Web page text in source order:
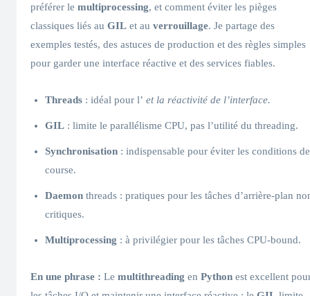
préférer le multiprocessing, et comment éviter les pièges
classiques liés au GIL et au verrouillage. Je partage des
exemples testés, des astuces de production et des règles simples
pour garder une interface réactive et des services fiables.
Threads : idéal pour l’ et la réactivité de l’interface.
GIL : limite le parallélisme CPU, pas l’utilité du threading.
Synchronisation : indispensable pour éviter les conditions de
course.
Daemon threads : pratiques pour les tâches d’arrière-plan
critiques.
Multiprocessing : à privilégier pour les tâches CPU-bound.
En une phrase : Le multithreading en Python est excellent